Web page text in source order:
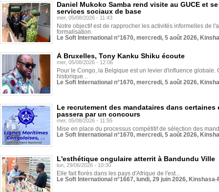
Daniel Mukoko Samba rend visite au GUCE et
services sociaux de base
mer, 05/08/2026 - 11:43
Notre objectif est de rapprocher les activités informelles de
formalisation.
Le Soft International n°1670, mercredi, 5 août 2026,
À Bruxelles, Tony Kanku Shiku écoute
mer, 05/08/2026 - 12:06
Pour le Congo, la Belgique est un levier d'influence globale.
historique...
Le Soft International n°1670, mercredi, 5 août 2026,
Le recrutement des mandataires dans
passera par un concours
mer, 05/08/2026 - 11:55
Mise en place du processus compétitif de sélection des
Le Soft International n°1670, mercredi, 5 août 2026,
L'esthétique ongulaire atterrit à Bandundu Ville
lun, 29/06/2026 - 10:30
Elle fait florès dans les pays d'Afrique de l'est...
Le Soft International n°1667, lundi, 29 juin 2026,